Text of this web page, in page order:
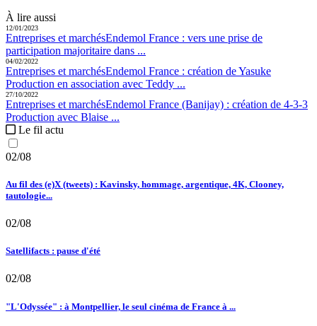
À lire aussi
12/01/2023
Entreprises et marchésEndemol France : vers une prise de
participation majoritaire dans ...
04/02/2022
Entreprises et marchésEndemol France : création de Yasuke
Production en association avec Teddy ...
27/10/2022
Entreprises et marchésEndemol France (Banijay) : création de 4-3-3
Production avec Blaise ...
Le fil actu
02/08
Au fil des (e)X (tweets) : Kavinsky, hommage, argentique, 4K, Clooney,
tautologie...
02/08
Satellifacts : pause d'été
02/08
"L'Odyssée" : à Montpellier, le seul cinéma de France à ...